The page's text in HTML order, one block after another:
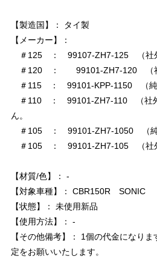
【製造国】： タイ製
【メーカー】：
＃125 ： 99107-ZH7-125 （社
＃120 ： 99101-ZH7-120 （社
＃115 ： 99101-KPP-1150 （純
＃110 ： 99101-ZH7-110 （社
ん。
＃105 ： 99101-ZH7-1050 （純
＃105 ： 99101-ZH7-105 （社
【材質/色】： -
【対象車種】： CBR150R SONIC
【状態】： 未使用新品
【使用方法】： -
【その他備考】： 1個の代金になり
定をお願いいたします。